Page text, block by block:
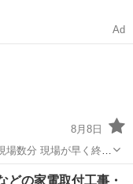
Ad
8月8日
場数分 現場が早く終わ
以内作業 8〜12時 13
どの家電取付工事・